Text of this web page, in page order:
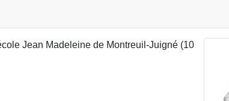
Jean Madeleine de Montreuil-Juigné (10